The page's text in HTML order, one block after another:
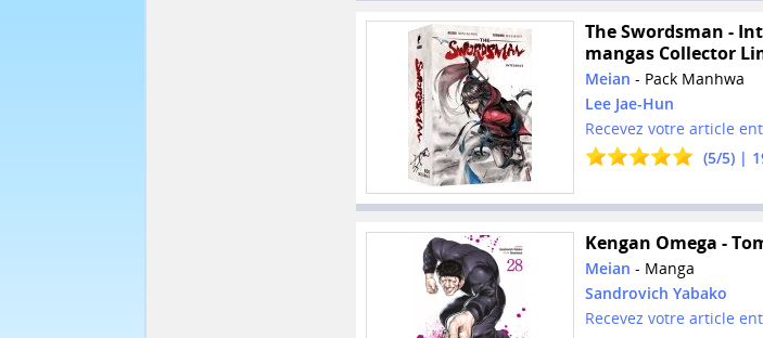
The Swordsman -
mangas Collector
Meian - Pack Manhwa
Lee Jae-Hun
Recevez votre article
(5/5) |
Kengan Omega -
Meian - Manga
Sandrovich Yabako
Recevez votre article